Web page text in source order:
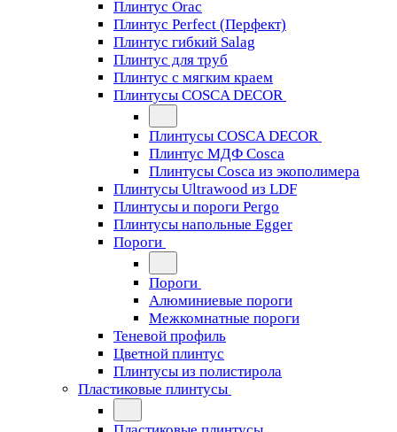
Плинтус Orac
Плинтус Perfect (Перфект)
Плинтус гибкий Salag
Плинтус для труб
Плинтус с мягким краем
Плинтусы COSCA DECOR
Плинтусы COSCA DECOR
Плинтус МДФ Cosca
Плинтусы Cosca из экополимера
Плинтусы Ultrawood из LDF
Плинтусы и пороги Pergo
Плинтусы напольные Egger
Пороги
Пороги
Алюминиевые пороги
Межкомнатные пороги
Теневой профиль
Цветной плинтус
Плинтусы из полистирола
Пластиковые плинтусы